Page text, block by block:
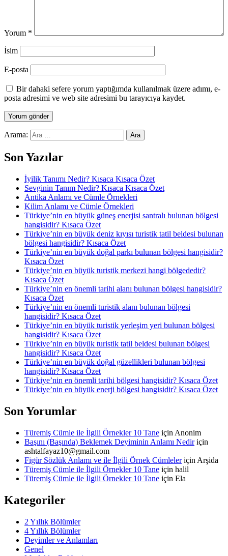
Yorum *
İsim
E-posta
Bir dahaki sefere yorum yaptığımda kullanılmak üzere adımı, e-
posta adresimi ve web site adresimi bu tarayıcıya kaydet.
Arama:
Son Yazılar
İyilik Tanımı Nedir? Kısaca Kısaca Özet
Sevginin Tanım Nedir? Kısaca Kısaca Özet
Antika Anlamı ve Cümle Örnekleri
Kilim Anlamı ve Cümle Örnekleri
Türkiye’nin en büyük güneş enerjisi santralı bulunan bölgesi
hangisidir? Kısaca Özet
Türkiye’nin en büyük deniz kıyısı turistik tatil beldesi bulunan
bölgesi hangisidir? Kısaca Özet
Türkiye’nin en büyük doğal parkı bulunan bölgesi hangisidir?
Kısaca Özet
Türkiye’nin en büyük turistik merkezi hangi bölgededir?
Kısaca Özet
Türkiye’nin en önemli tarihi alanı bulunan bölgesi hangisidir?
Kısaca Özet
Türkiye’nin en önemli turistik alanı bulunan bölgesi
hangisidir? Kısaca Özet
Türkiye’nin en büyük turistik yerleşim yeri bulunan bölgesi
hangisidir? Kısaca Özet
Türkiye’nin en büyük turistik tatil beldesi bulunan bölgesi
hangisidir? Kısaca Özet
Türkiye’nin en büyük doğal güzellikleri bulunan bölgesi
hangisidir? Kısaca Özet
Türkiye’nin en önemli tarihi bölgesi hangisidir? Kısaca Özet
Türkiye’nin en büyük enerji bölgesi hangisidir? Kısaca Özet
Son Yorumlar
Türemiş Cümle ile İlgili Örnekler 10 Tane için Anonim
Başını (Başında) Beklemek Deyiminin Anlamı Nediriçin
ashtalfayaz10@gmail.com
Figür Sözlük Anlamı ve ile İlgili Örnek Cümleleriçin Arşida
Türemiş Cümle ile İlgili Örnekler 10 Tane için halil
Türemiş Cümle ile İlgili Örnekler 10 Tane için Ela
Kategoriler
2 Yıllık Bölümler
4 Yıllık Bölümler
Deyimler ve Anlamları
Genel